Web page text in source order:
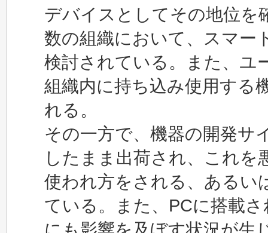
デバイスとしてその地位を
数の組織において、スマー
検討されている。また、ユ
組織内に持ち込み使用する
れる。
その一方で、機器の開発サ
したまま出荷され、これ
使われ方をされる、あるい
ている。また、PCに搭載